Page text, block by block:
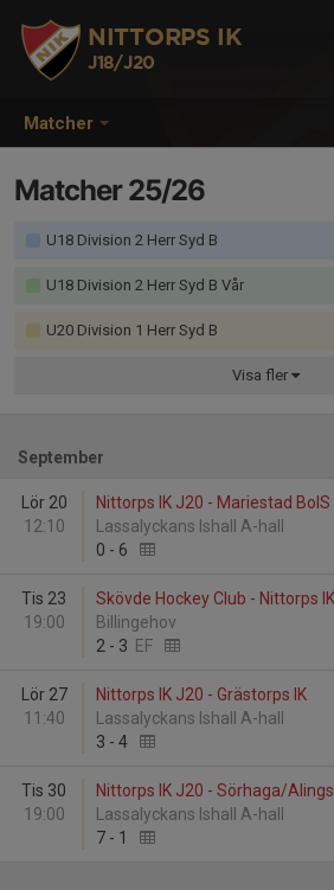
Matcher
NITTORPS IK
J18/J20
Matcher 25/26
U18 Division 2 Herr Syd B
U18 Division 2 Herr Syd B Vår
U20 Division 1 Herr Syd B
Visa fler
September
Lör 20
12:10
Nittorps IK J20 - Mariestad BoIS
Lassalyckans Ishall A-hall
0 - 6
Tis 23
19:00
Skövde Hockey Club - Nittorps
Billingehov
2 - 3 EF
Lör 27
11:40
Nittorps IK J20 - Grästorps IK
Lassalyckans Ishall A-hall
3 - 4
Tis 30
19:00
Nittorps IK J20 - Sörhaga/
Lassalyckans Ishall A-hall
7 - 1